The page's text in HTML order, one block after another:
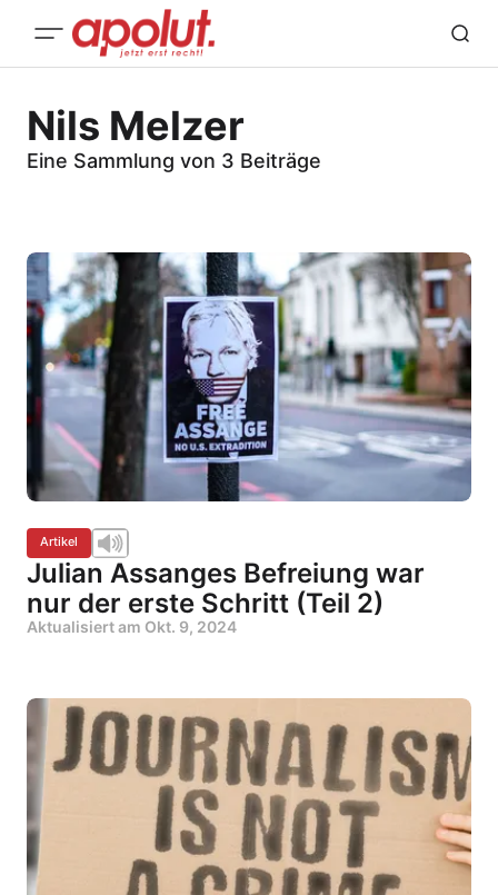
Nils Melzer
Eine Sammlung von 3 Beiträge
Artikel
Julian Assanges Befreiung war
nur der erste Schritt (Teil 2)
Aktualisiert am Okt. 9, 2024